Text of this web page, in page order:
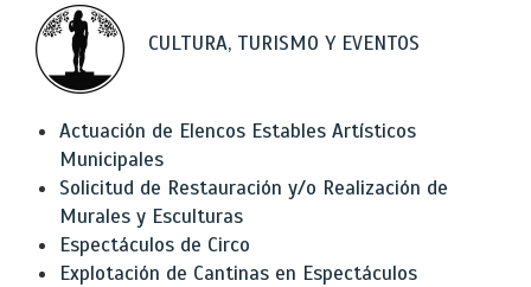
CULTURA, TURISMO Y EVENTOS
Actuación de Elencos Estables Artísticos
Municipales
Solicitud de Restauración y/o Realización de
Murales y Esculturas
Espectáculos de Circo
Explotación de Cantinas en Espectáculos